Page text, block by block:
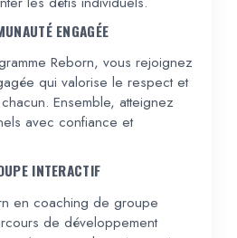
ENGAGÉE
Reborn, vous rejoignez
qui valorise le respect et
Ensemble, atteignez
avec confiance et
INTERACTIF
en coaching de groupe
de développement